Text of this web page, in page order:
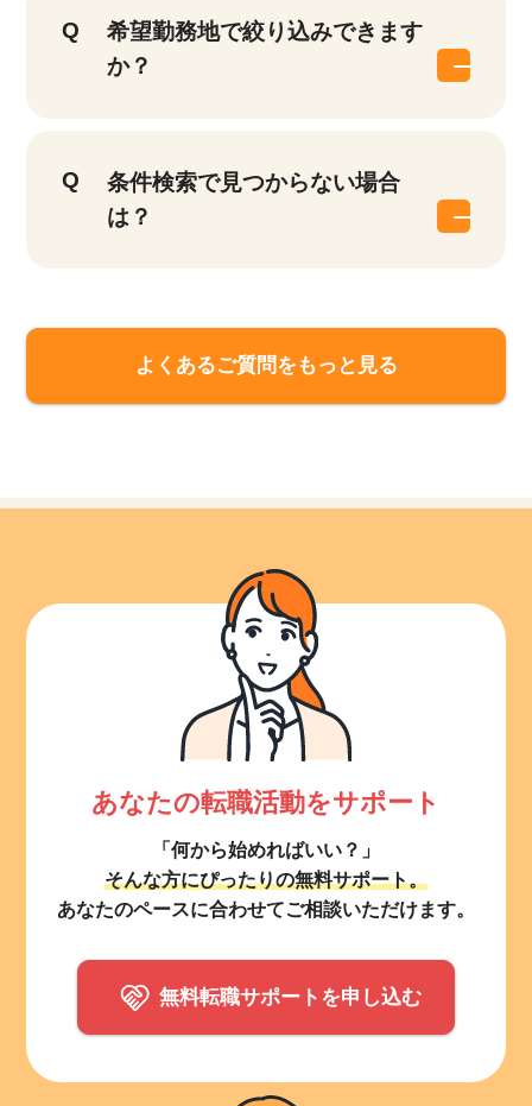
希望勤務地で絞り込みできます
か？
条件検索で見つからない場合
は？
よくあるご質問をもっと見る
あなたの転職活動をサポート
「何から始めればいい？」
そんな方にぴったりの無料サポート。
あなたのペースに合わせてご相談いただけます。
無料転職サポートを申し込む